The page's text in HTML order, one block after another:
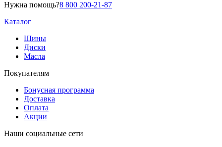
Нужна помощь?8 800 200-21-87
Каталог
Шины
Диски
Масла
Покупателям
Бонусная программа
Доставка
Оплата
Акции
Наши социальные сети